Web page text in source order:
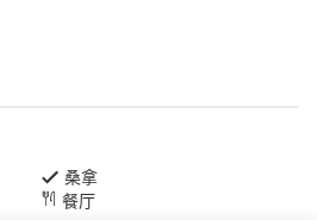
桑拿
餐厅